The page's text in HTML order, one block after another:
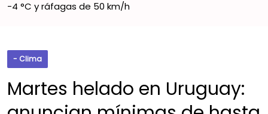
-4 °C y ráfagas de 50 km/h
- Clima
Martes helado en Uruguay: